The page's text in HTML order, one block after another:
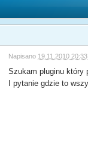
Napisano 19.11.2010 20:33
Szukam pluginu który
I pytanie gdzie to